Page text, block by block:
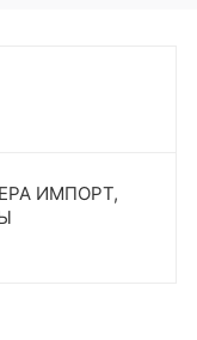
ИМПОРТ,